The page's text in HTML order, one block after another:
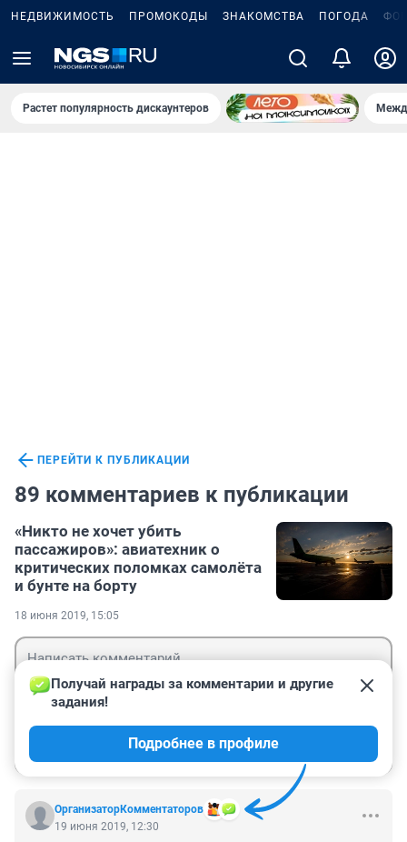
НЕДВИЖИМОСТЬ ПРОМОКОДЫ ЗНАКОМСТВА ПОГОДА
Растет популярность дискаунтеров
ПЕРЕЙТИ К ПУБЛИКАЦИИ
89 комментариев к публикации
«Никто не хочет убить
пассажиров»: авиатехник о
критических поломках самолёта
и бунте на борту
18 июня 2019, 15:05
ОрганизаторКомментаторов
Получай награды за комментарии и другие
задания!
Подробнее в профиле
19 июня 2019, 12:30